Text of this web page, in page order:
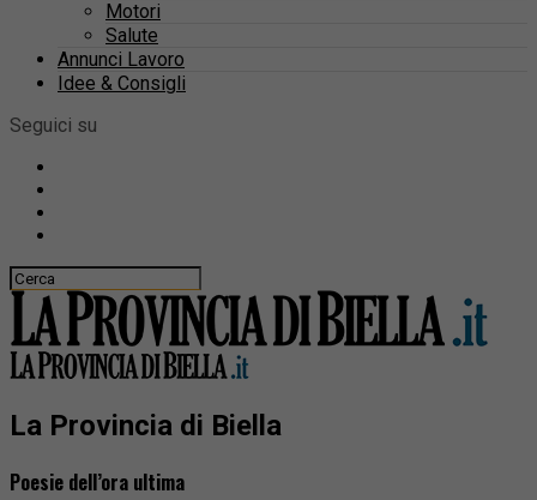
Motori
Salute
Annunci Lavoro
Idee & Consigli
Seguici su
La Provincia di Biella
Poesie dell’ora ultima